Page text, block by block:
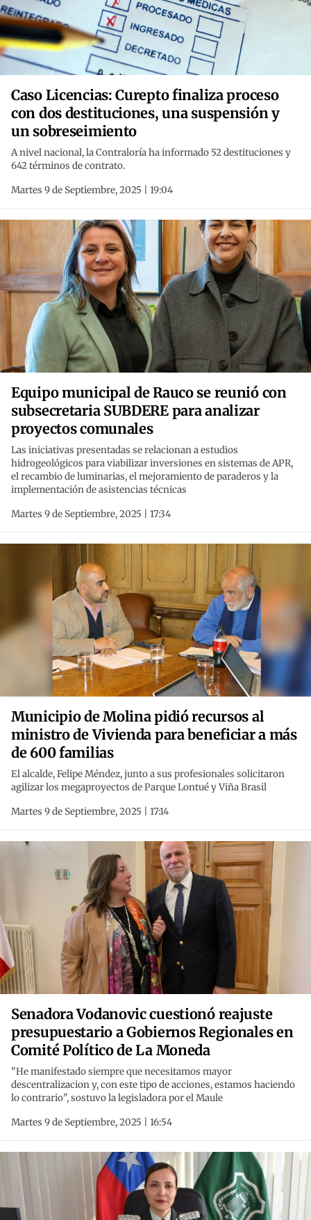
Caso Licencias: Curepto finaliza proceso
con dos destituciones, una suspensión y
un sobreseimiento
A nivel nacional, la Contraloría ha informado 52 destituciones y
642 términos de contrato.
Martes 9 de Septiembre, 2025 | 19:04
Equipo municipal de Rauco se reunió con
subsecretaria SUBDERE para analizar
proyectos comunales
Las iniciativas presentadas se relacionan a estudios
hidrogeológicos para viabilizar inversiones en sistemas de APR,
el recambio de luminarias, el mejoramiento de paraderos y la
implementación de asistencias técnicas
Martes 9 de Septiembre, 2025 | 17:34
Municipio de Molina pidió recursos al
ministro de Vivienda para beneficiar a más
de 600 familias
El alcalde, Felipe Méndez, junto a sus profesionales solicitaron
agilizar los megaproyectos de Parque Lontué y Viña Brasil
Martes 9 de Septiembre, 2025 | 17:14
Senadora Vodanovic cuestionó reajuste
presupuestario a Gobiernos Regionales en
Comité Político de La Moneda
"He manifestado siempre que necesitamos mayor
descentralizacion y, con este tipo de acciones, estamos haciendo
lo contrario", sostuvo la legisladora por el Maule
Martes 9 de Septiembre, 2025 | 16:54